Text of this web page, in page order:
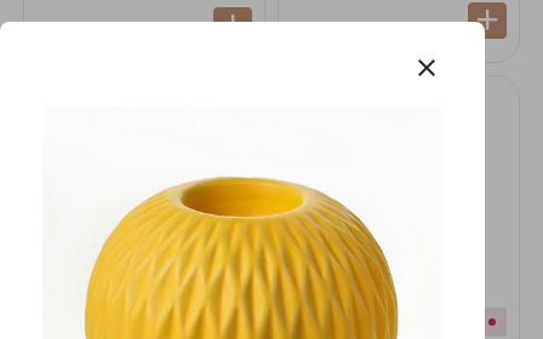
במלאי